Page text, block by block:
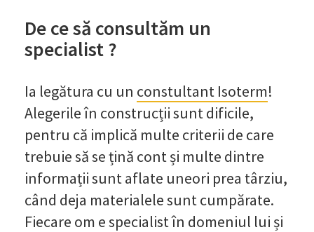
De ce să consultăm un
specialist ?
Ia legătura cu un constultant Isoterm!
Alegerile în construcții sunt dificile,
pentru că implică multe criterii de care
trebuie să se țină cont și multe dintre
informații sunt aflate uneori prea târziu,
când deja materialele sunt cumpărate.
Fiecare om e specialist în domeniul lui și